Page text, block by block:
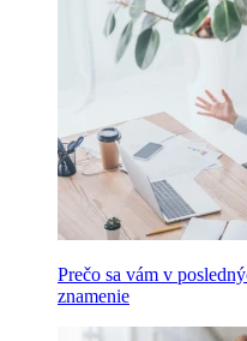
Prečo sa vám v
znamenie